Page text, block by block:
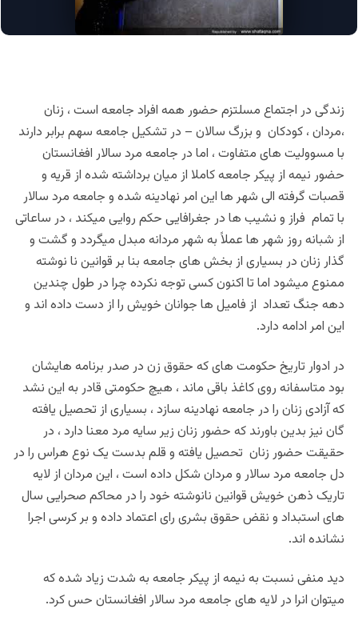
زندگی در اجتماع مسلتزم حضور همه افراد جامعه است ، زنان
،مردان ، کودکان و بزرگ سالان – در تشکیل جامعه سهم برابر دارند
با مسوولیت های متفاوت ، اما در جامعه مرد سالار افغانستان
حضور نیمه از پیکر جامعه کاملا از میان برداشته شده از قریه و
قصبات گرفته الی شهر ها این امر نهادینه شده و جامعه مرد سالار
با تمام فراز و نشیب ها در جغرافایی حکم روایی میکند ، در ساعاتی
از شبانه روز شهر ها عملاً به شهر مردانه مبدل میگردد و گشت و
گذار زنان در بسیاری از بخش های جامعه بنا بر قوانین نا نوشته
ممنوع میشود اما تا اکنون کسی توجه نکرده چرا در طول چندین
دهه جنگ تعداد از فامیل ها جوانان خویش را از دست داده اند و
این امر ادامه دارد.
در ادوار تاریخ حکومت های که حقوق زن در صدر برنامه هایشان
بود متاسفانه روی کاغذ باقی ماند ، هیچ حکومتی قادر به این نشد
که آزادی زنان را در جامعه نهادینه سازد ، بسیاری از تحصیل یافته
گان نیز بدین باورند که حضور زنان زیر سایه مرد معنا دارد ، در
حقیقت حضور زنان تحصیل یافته و قلم بدست یک نوع هراس را در
دل جامعه مرد سالار و مردان شکل داده است ، این مردان از لایه
تاریک ذهن خویش قوانین نانوشته خود را در محاکم صحرایی سال
های استبداد و نقض حقوق بشری رای اعتماد داده و بر کرسی اجرا
نشانده اند.
دید منفی نسبت به نیمه از پیکر جامعه به شدت زیاد شده که
میتوان انرا در لایه های جامعه مرد سالار افغانستان حس کرد.